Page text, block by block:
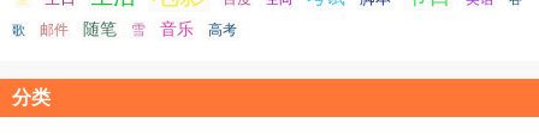
歌 邮件 随笔 雪 音乐 高考
分类